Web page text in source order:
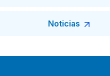
Noticias